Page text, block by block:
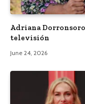
Adriana
televisión
June 24, 2026